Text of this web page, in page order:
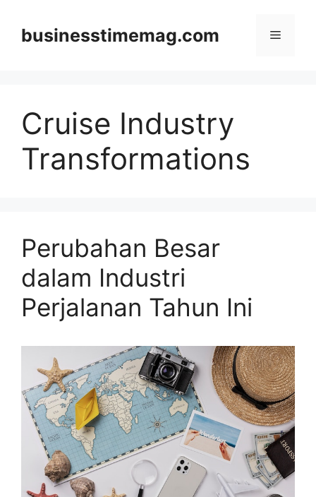
contentbusinesstimemag.com Menu
Cruise Industry
Transformations
Perubahan Besar
dalam Industri
Perjalanan Tahun Ini